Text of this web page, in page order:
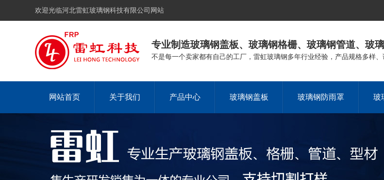
欢迎光临河北雷虹玻璃钢科技有限公司网站
专业制造玻璃钢盖板、玻璃钢格栅、玻璃钢管道、玻
不是每一个卖家都有自己的工厂，雷虹玻璃钢多年行业经验，产品规格多样
网站首页 关于我们 产品中心 玻璃钢盖板 玻璃钢防雨罩 玻